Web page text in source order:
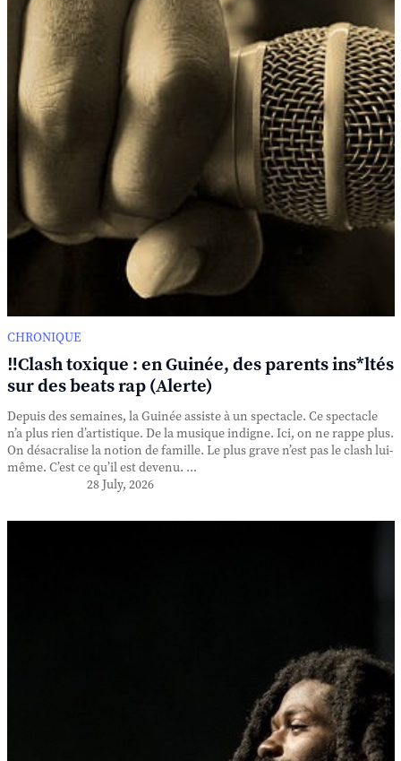
CHRONIQUE
‼️Clash toxique : en Guinée, des parents ins*ltés
sur des beats rap (Alerte)
Depuis des semaines, la Guinée assiste à un spectacle. Ce spectacle
n’a plus rien d’artistique. De la musique indigne. Ici, on ne rappe plus.
On désacralise la notion de famille. Le plus grave n’est pas le clash lui-
même. C’est ce qu’il est devenu. ...
28 July, 2026